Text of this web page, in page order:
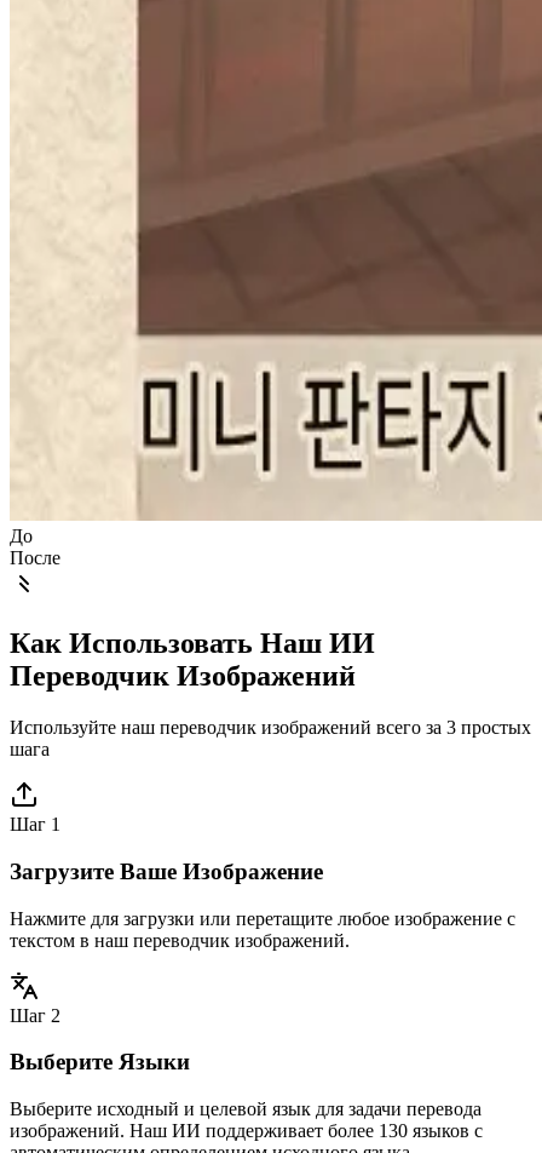
До
После
Как Использовать Наш ИИ
Переводчик Изображений
Используйте наш переводчик изображений всего за 3 простых
шага
Шаг 1
Загрузите Ваше Изображение
Нажмите для загрузки или перетащите любое изображение с
текстом в наш переводчик изображений.
Шаг 2
Выберите Языки
Выберите исходный и целевой язык для задачи перевода
изображений. Наш ИИ поддерживает более 130 языков с